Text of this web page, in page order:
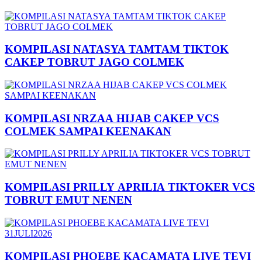
KOMPILASI NATASYA TAMTAM TIKTOK
CAKEP TOBRUT JAGO COLMEK
KOMPILASI NRZAA HIJAB CAKEP VCS
COLMEK SAMPAI KEENAKAN
KOMPILASI PRILLY APRILIA TIKTOKER VCS
TOBRUT EMUT NENEN
KOMPILASI PHOEBE KACAMATA LIVE TEVI